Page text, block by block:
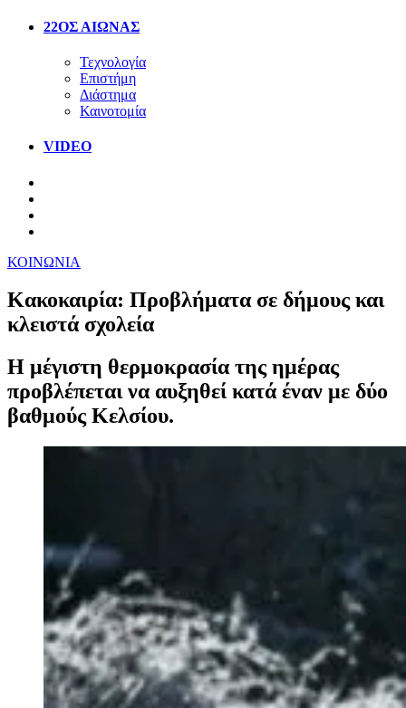
22ΟΣ ΑΙΩΝΑΣ
Τεχνολογία
Επιστήμη
Διάστημα
Καινοτομία
VIDEO
ΚΟΙΝΩΝΙΑ
Κακοκαιρία: Προβλήματα σε δήμους και
κλειστά σχολεία
Η μέγιστη θερμοκρασία της ημέρας
προβλέπεται να αυξηθεί κατά έναν με δύο
βαθμούς Κελσίου.